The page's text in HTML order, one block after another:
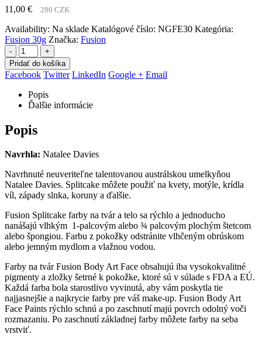
11,00 € 280 CZK
Availability: Na sklade Katalógové číslo: NGFE30 Kategória:
Fusion 30g Značka: Fusion
-
+
Pridať do košíka
Facebook Twitter LinkedIn Google + Email
Popis
Ďalšie informácie
Popis
Navrhla: Natalee Davies
Navrhnuté neuveriteľne talentovanou austrálskou umelkyňou
Natalee Davies. Splitcake môžete použiť na kvety, motýle, krídla
víl, západy slnka, koruny a ďalšie.
Fusion Splitcake farby na tvár a telo sa rýchlo a jednoducho
nanášajú vlhkým 1-palcovým alebo ¾ palcovým plochým štetcom
alebo špongiou. Farbu z pokožky odstránite vlhčeným obrúskom
alebo jemným mydlom a vlažnou vodou.
Farby na tvár Fusion Body Art Face obsahujú iba vysokokvalitné
pigmenty a zložky šetrné k pokožke, ktoré sú v súlade s FDA a EÚ.
Každá farba bola starostlivo vyvinutá, aby vám poskytla tie
najjasnejšie a najkrycie farby pre váš make-up. Fusion Body Art
Face Paints rýchlo schnú a po zaschnutí majú povrch odolný voči
rozmazaniu. Po zaschnutí základnej farby môžete farby na seba
vrstviť.